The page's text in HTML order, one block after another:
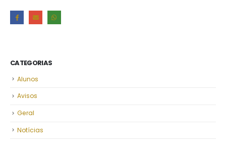
CATEGORIAS
Alunos
Avisos
Geral
Notícias